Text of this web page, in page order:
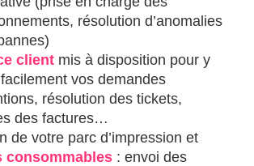
résolution d’anomalies
client mis à disposition pour y
vos demandes
résolution des tickets,
des factures…
de votre parc d’impression et
consommables : envoi des